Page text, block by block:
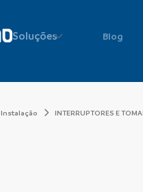
Soluções Blog
Instalação INTERRUPTORES E